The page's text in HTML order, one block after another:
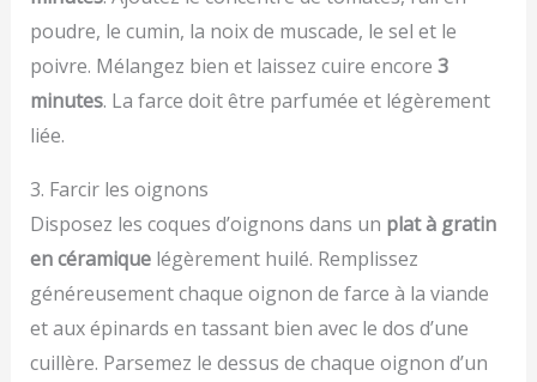
poudre, le cumin, la noix de muscade, le sel et le
poivre. Mélangez bien et laissez cuire encore 3
minutes. La farce doit être parfumée et légèrement
liée.
3. Farcir les oignons
Disposez les coques d’oignons dans un plat à gratin
en céramiquelégèrement huilé. Remplissez
généreusement chaque oignon de farce à la viande
et aux épinards en tassant bien avec le dos d’une
cuillère. Parsemez le dessus de chaque oignon d’un